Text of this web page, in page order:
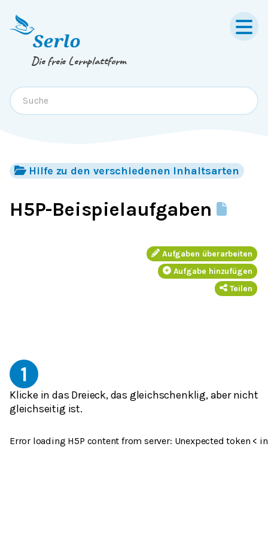
Springe zum
Die freie Lernplattform
Hilfe zu den verschiedenen Inhaltsarten
H5P-Beispielaufgaben
Aufgaben überarbeiten
Aufgabe hinzufügen
Teilen
1
Klicke in das Dreieck, das gleichschenklig, aber nicht
gleichseitig ist.
Error loading H5P content from server: Unexpected token <